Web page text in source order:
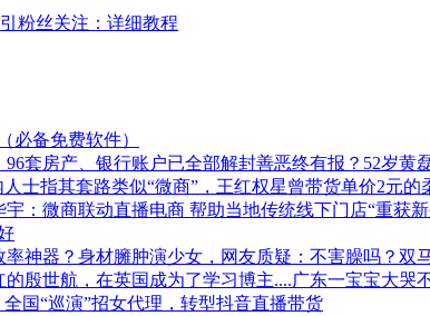
粉丝关注：详细教程
必备免费软件）
套房产、银行账户已全部解封善恶终有报？52岁黄
士指其套路类似“微商”，王红权星曾带货单价2元
：微商联动直播电商 帮助当地传统线下门店“重获
神器？身材臃肿演少女，网友质疑：不害臊吗？双
的殷世航，在英国成为了学习博主....广东一宝宝大
国“巡演”招女代理，转型抖音直播带货